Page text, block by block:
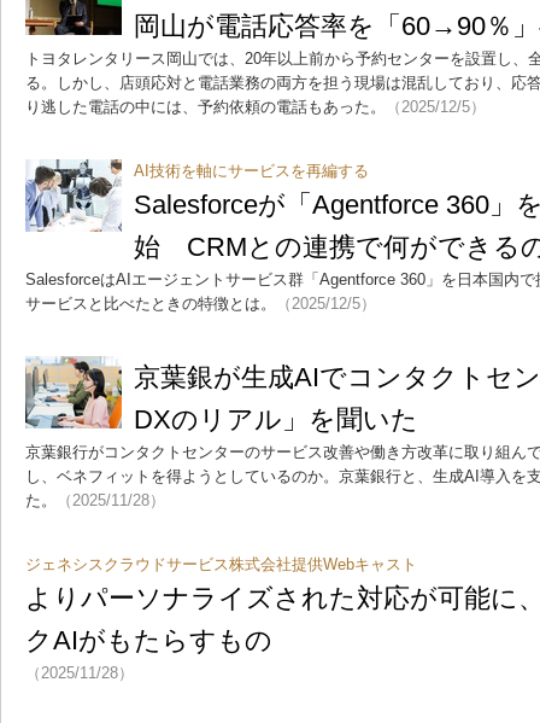
岡山が電話応答率を「60→90％
トヨタレンタリース岡山では、20年以上前から予約センターを設置し、
る。しかし、店頭応対と電話業務の両方を担う現場は混乱しており、応
り逃した電話の中には、予約依頼の電話もあった。
（2025/12/5）
AI技術を軸にサービスを再編する
Salesforceが「Agentforce 360」
始 CRMとの連携で何ができる
SalesforceはAIエージェントサービス群「Agentforce 360」を日本国内
サービスと比べたときの特徴とは。
（2025/12/5）
京葉銀が生成AIでコンタクトセ
DXのリアル」を聞いた
京葉銀行がコンタクトセンターのサービス改善や働き方改革に取り組ん
し、ベネフィットを得ようとしているのか。京葉銀行と、生成AI導入を
た。
（2025/11/28）
ジェネシスクラウドサービス株式会社提供Webキャスト
よりパーソナライズされた対応が可能に
クAIがもたらすもの
（2025/11/28）